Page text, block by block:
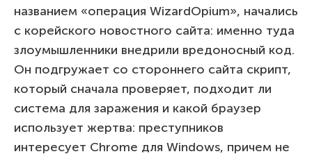
названием «операция WizardOpium», начались
с корейского новостного сайта: именно туда
злоумышленники внедрили вредоносный код.
Он подгружает со стороннего сайта скрипт,
который сначала проверяет, подходит ли
система для заражения и какой браузер
использует жертва: преступников
интересует Chrome для Windows, причем не